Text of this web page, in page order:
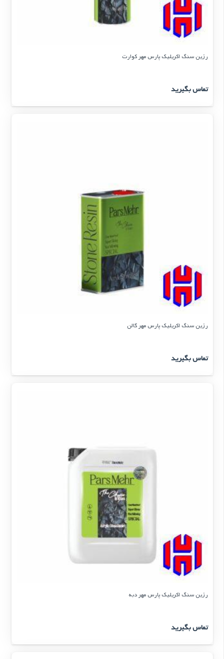
رزین سنگ اکریلیک پارس مهر کوارت
تماس بگیرید
رزین سنگ اکریلیک پارس مهر گالن
تماس بگیرید
رزین سنگ اکریلیک پارس مهر دبه
تماس بگیرید